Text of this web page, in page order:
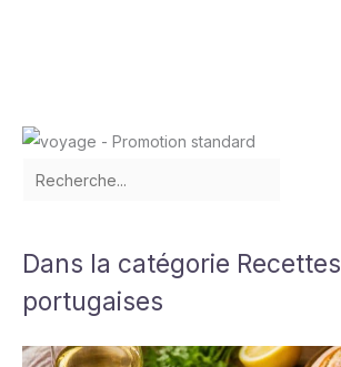
Dans la catégorie Recettes
portugaises